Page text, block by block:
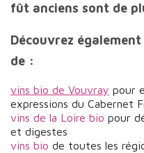
fût anciens sont de
Découvrez
de :
vins bio de Vouvray pour
expressions du Cabernet
vins de la Loire bio pour
et digestes
vins bio de toutes les